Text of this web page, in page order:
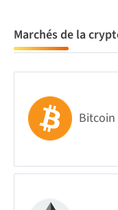
Marchés de la
Bitcoin